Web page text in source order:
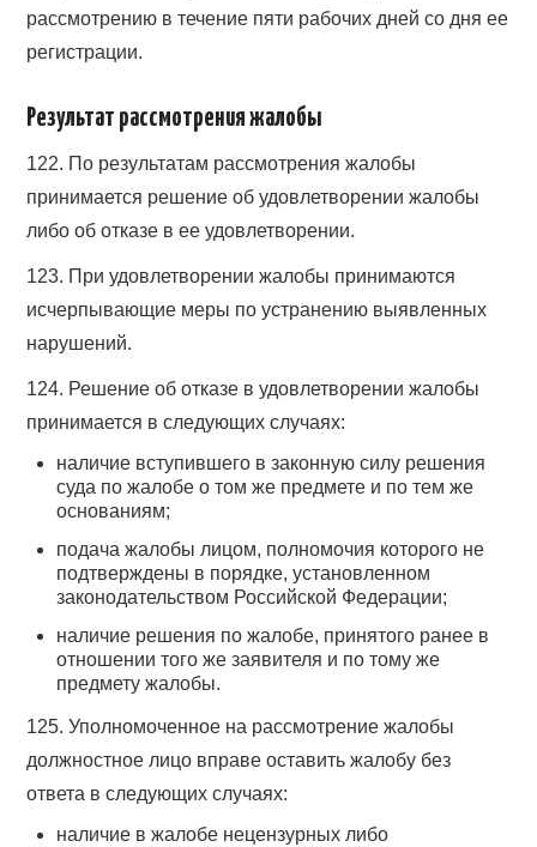
рассмотрению в течение пяти рабочих дней со дня ее
регистрации.
Результат рассмотрения жалобы
122. По результатам рассмотрения жалобы
принимается решение об удовлетворении жалобы
либо об отказе в ее удовлетворении.
123. При удовлетворении жалобы принимаются
исчерпывающие меры по устранению выявленных
нарушений.
124. Решение об отказе в удовлетворении жалобы
принимается в следующих случаях:
наличие вступившего в законную силу решения
суда по жалобе о том же предмете и по тем же
основаниям;
подача жалобы лицом, полномочия которого не
подтверждены в порядке, установленном
законодательством Российской Федерации;
наличие решения по жалобе, принятого ранее в
отношении того же заявителя и по тому же
предмету жалобы.
125. Уполномоченное на рассмотрение жалобы
должностное лицо вправе оставить жалобу без
ответа в следующих случаях:
наличие в жалобе нецензурных либо